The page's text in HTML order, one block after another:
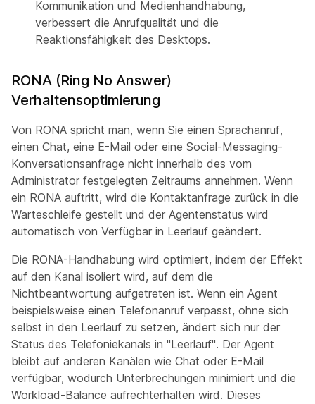
Kommunikation und Medienhandhabung,
verbessert die Anrufqualität und die
Reaktionsfähigkeit des Desktops.
RONA (Ring No Answer)
Verhaltensoptimierung
Von RONA spricht man, wenn Sie einen Sprachanruf,
einen Chat, eine E-Mail oder eine Social-Messaging-
Konversationsanfrage nicht innerhalb des vom
Administrator festgelegten Zeitraums annehmen. Wenn
ein RONA auftritt, wird die Kontaktanfrage zurück in die
Warteschleife gestellt und der Agentenstatus wird
automatisch von Verfügbar in Leerlauf geändert.
Die RONA-Handhabung wird optimiert, indem der Effekt
auf den Kanal isoliert wird, auf dem die
Nichtbeantwortung aufgetreten ist. Wenn ein Agent
beispielsweise einen Telefonanruf verpasst, ohne sich
selbst in den Leerlauf zu setzen, ändert sich nur der
Status des Telefoniekanals in "Leerlauf". Der Agent
bleibt auf anderen Kanälen wie Chat oder E-Mail
verfügbar, wodurch Unterbrechungen minimiert und die
Workload-Balance aufrechterhalten wird. Dieses